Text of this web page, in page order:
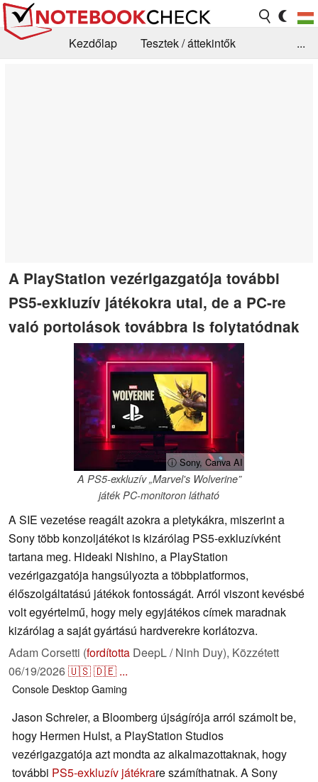
Kezdőlap
Tesztek / áttekintők
...
A PlayStation vezérigazgatója további
PS5-exkluzív játékokra utal, de a PC-re
való portolások továbbra is folytatódnak
ⓘ Sony, Canva AI
A PS5-exkluzív „Marvel's Wolverine”
játék PC-monitoron látható
A SIE vezetése reagált azokra a pletykákra, miszerint a
Sony több konzoljátékot is kizárólag PS5-exkluzívként
tartana meg. Hideaki Nishino, a PlayStation
vezérigazgatója hangsúlyozta a többplatformos,
élőszolgáltatású játékok fontosságát. Arról viszont kevésbé
volt egyértelmű, hogy mely egyjátékos címek maradnak
kizárólag a saját gyártású hardverekre korlátozva.
Adam Corsetti (fordította DeepL / Ninh Duy), Közzétett
06/19/2026🇺🇸🇩🇪 ...
Console DesktopGaming
Jason Schreier, a Bloomberg újságírója arról számolt be,
hogy Hermen Hulst, a PlayStation Studios
vezérigazgatója azt mondta az alkalmazottaknak, hogy
további PS5-exkluzív játékrare számíthatnak. A Sony